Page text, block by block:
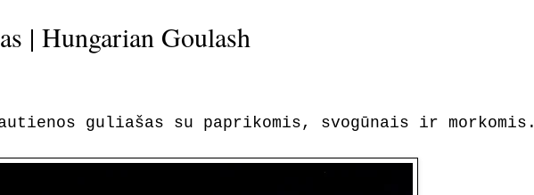
| Hungarian Goulash
guliašas su paprikomis, svogūnais ir morkomis.